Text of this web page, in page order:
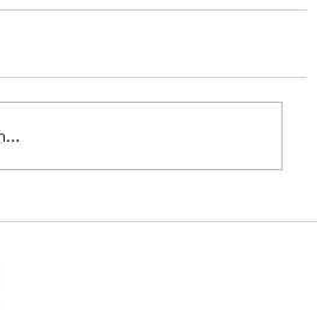
2026: Fristen,
Der Praxis-Guide für